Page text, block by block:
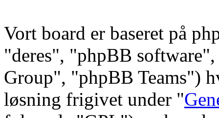
Vort board er baseret på
"deres", "phpBB
Group", "phpBB Teams")
løsning frigivet under "